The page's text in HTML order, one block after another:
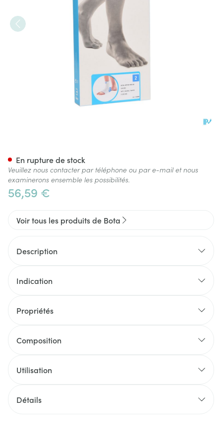
56,59 €
En rupture de stock
Veuillez nous contacter par téléphone ou par e-mail et nous
examinerons ensemble les possibilités.
Voir tous les produits de Bota
Description
Indication
Propriétés
Composition
Utilisation
Détails